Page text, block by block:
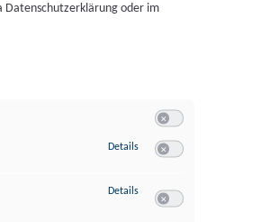
Datenschutzerklärung oder im
Details zu Speichern von oder Zugriff
Details zu Verwendung reduzierter